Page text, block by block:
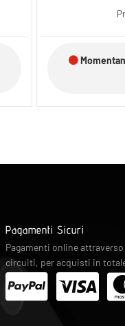
Pagamenti Sicuri
Pagamenti online
circuiti, per acquisti in